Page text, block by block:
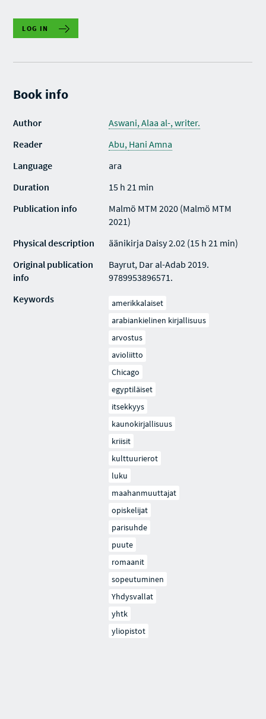
LOG IN
Book info
Author
Aswani, Alaa al-, writer.
Reader
Abu, Hani Amna
Language
ara
Duration
15 h 21 min
Publication info
Malmö MTM 2020 (Malmö MTM
2021)
Physical description
äänikirja Daisy 2.02 (15 h 21 min)
Original publication
info
Bayrut, Dar al-Adab 2019.
9789953896571.
Keywords
amerikkalaiset
arabiankielinen kirjallisuus
arvostus
avioliitto
Chicago
egyptiläiset
itsekkyys
kaunokirjallisuus
kriisit
kulttuurierot
luku
maahanmuuttajat
opiskelijat
parisuhde
puute
romaanit
sopeutuminen
Yhdysvallat
yhtk
yliopistot